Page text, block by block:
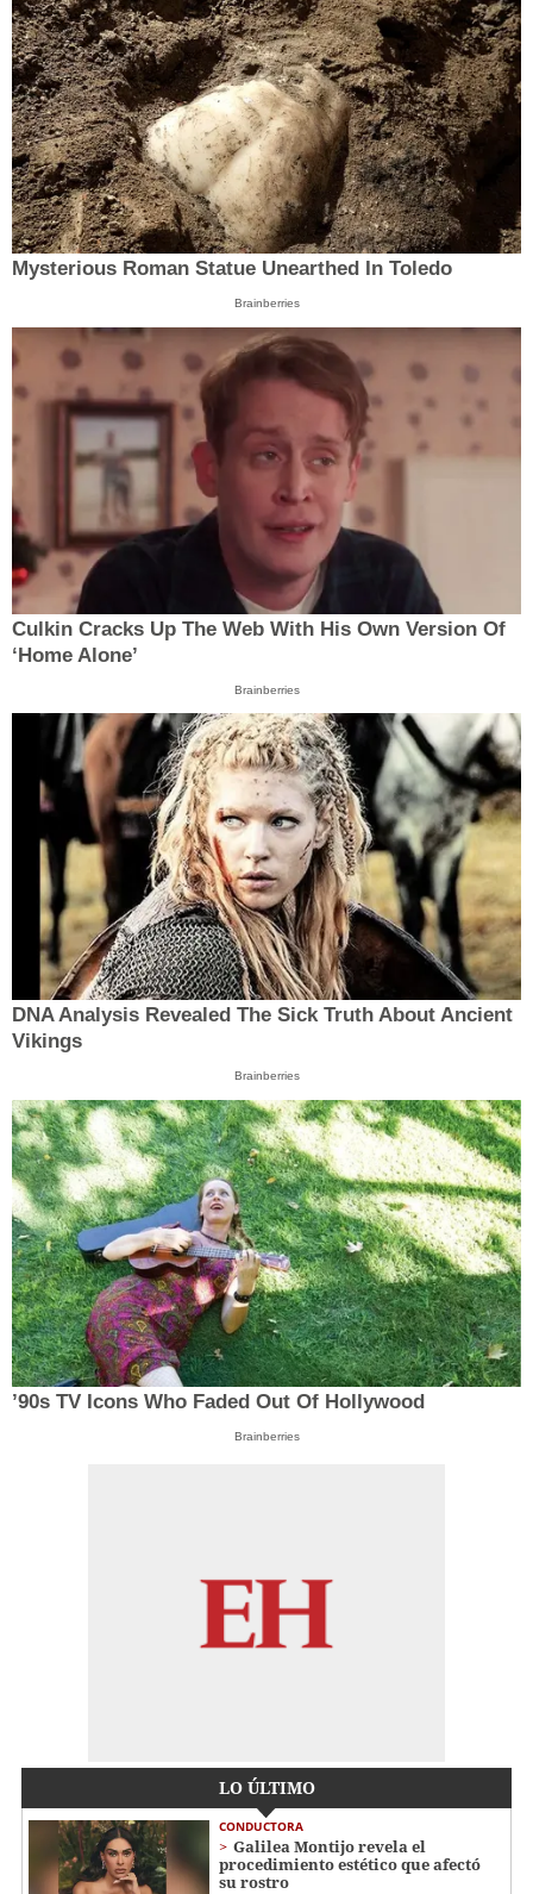
Mysterious Roman Statue Unearthed In Toledo
Brainberries
Culkin Cracks Up The Web With His Own Version Of
‘Home Alone’
Brainberries
DNA Analysis Revealed The Sick Truth About Ancient
Vikings
Brainberries
’90s TV Icons Who Faded Out Of Hollywood
Brainberries
LO ÚLTIMO
CONDUCTORA
Galilea Montijo revela el
procedimiento estético que afectó
su rostro